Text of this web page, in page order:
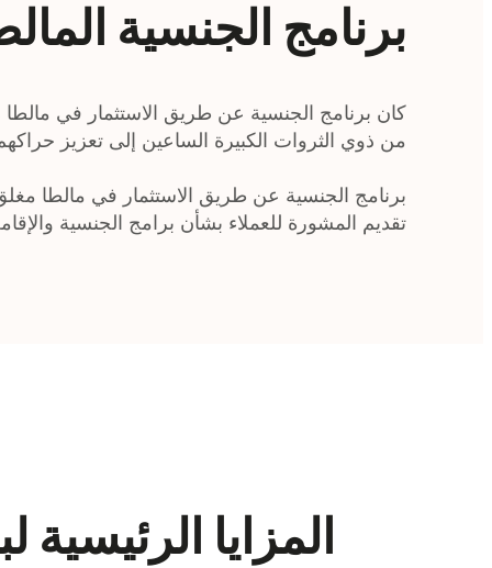
برنامج الجنسية
كان برنامج الجنسية عن طريق الاستثمار في مالطا
من ذوي الثروات الكبيرة الساعين إلى تعزيز
برنامج الجنسية عن طريق الاستثمار في مالطا مغلق
تقديم المشورة للعملاء بشأن برامج الجنسية
المزايا